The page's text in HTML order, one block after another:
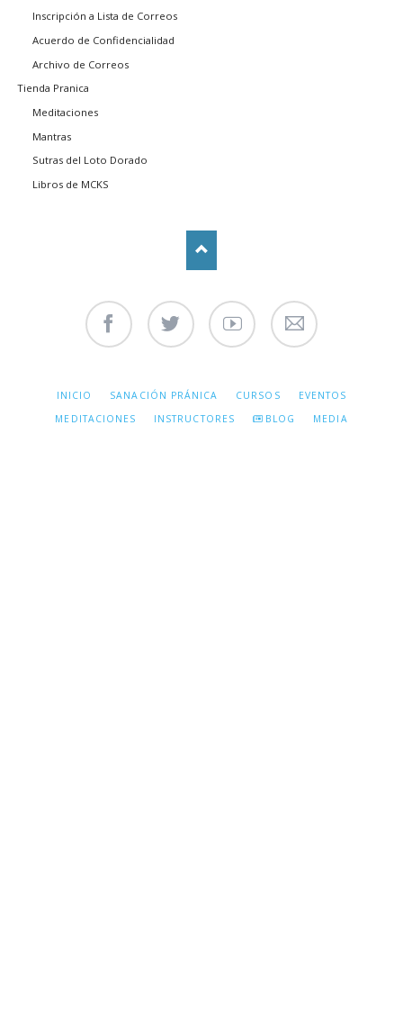
Inscripción a Lista de Correos
Acuerdo de Confidencialidad
Archivo de Correos
Tienda Pranica
Meditaciones
Mantras
Sutras del Loto Dorado
Libros de MCKS
SALTAR
INICIO SANACIÓN PRÁNICA CURSOS
EVENTOS
MEDITACIONES
INSTRUCTORES BLOG MEDIA